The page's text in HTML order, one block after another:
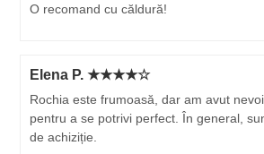
O recomand cu căldură!
Elena P. ★★★★☆
Rochia este frumoasă, dar am avut
pentru a se potrivi perfect. În general,
de achiziție.